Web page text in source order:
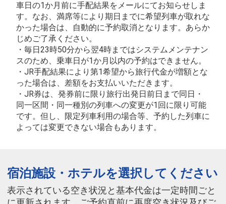
車日の1か月前に手配結果をメールにてお知らせしま
す。なお、満席等により期日までに希望列車が取れな
かった場合は、自動的に予約取消となります。あらか
じめご了承ください。
・毎日23時50分から翌4時まではシステムメンテナン
スのため、乗車日が1か月以内の予約はできません。
・JR手配結果により第1希望から旅行代金が増額とな
った場合は、差額をお支払いいただきます。
・JR券は、発券前に限り旅行出発日前日まで同日・
同一区間・同一種別の列車への変更が1回に限り可能
です。但し、限定列車利用の場合等、予約した列車に
よっては変更できない場合もあります。
宿泊施設・ホテルを選択してください
表示されている空き状況と基本代金は一定時間ごと